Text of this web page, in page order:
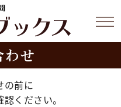
わせ
の前に
ください。